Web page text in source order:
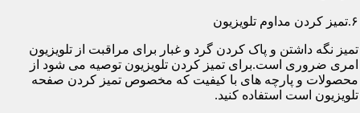
۶.تمیز کردن مداوم تلویزیون
تمیز نگه داشتن و پاک کردن گرد و غبار برای مراقبت از تلویزیون
امری ضروری است.برای تمیز کردن تلویزیون توصیه می شود از
محصولات و پارچه های با کیفیت که مخصوص تمیز کردن صفحه
تلویزیون است استفاده کنید.